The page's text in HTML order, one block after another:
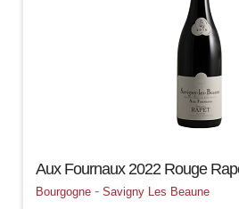
Aux Fournaux 2022 Rouge
Bourgogne -Savigny Les Beaune